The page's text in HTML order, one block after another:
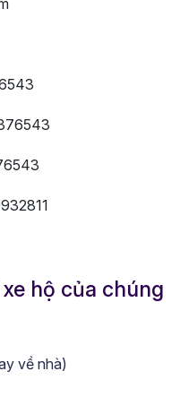
hộ của chúng
về nhà)